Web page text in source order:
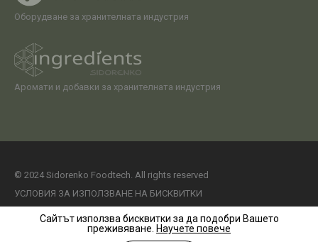
Оборудване за хранителната индустрия
Аромати и добавки за хранителната индустрия
© 2024 Sidorenko Foodtech. All rights reserved
УСЛОВИЯ ЗА ИЗПОЛЗВАНЕ НА БИСКВИТКИ
Политика за поверителност
Сайтът използва бисквитки за да подобри Вашето
преживяване. Научете повече